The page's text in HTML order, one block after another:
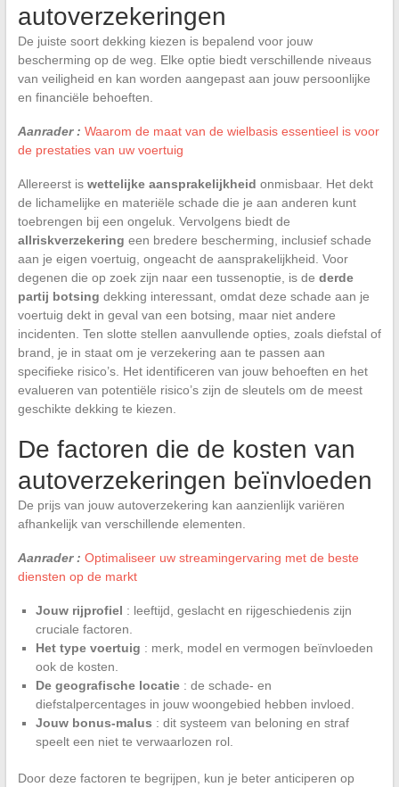
autoverzekeringen
De juiste soort dekking kiezen is bepalend voor jouw
bescherming op de weg. Elke optie biedt verschillende niveaus
van veiligheid en kan worden aangepast aan jouw persoonlijke
en financiële behoeften.
Aanrader : Waarom de maat van de wielbasis essentieel is voor
de prestaties van uw voertuig
Allereerst is wettelijke aansprakelijkheid onmisbaar. Het dekt
de lichamelijke en materiële schade die je aan anderen kunt
toebrengen bij een ongeluk. Vervolgens biedt de
allriskverzekering een bredere bescherming, inclusief schade
aan je eigen voertuig, ongeacht de aansprakelijkheid. Voor
degenen die op zoek zijn naar een tussenoptie, is de derde
partij botsing dekking interessant, omdat deze schade aan je
voertuig dekt in geval van een botsing, maar niet andere
incidenten. Ten slotte stellen aanvullende opties, zoals diefstal of
brand, je in staat om je verzekering aan te passen aan
specifieke risico’s. Het identificeren van jouw behoeften en het
evalueren van potentiële risico’s zijn de sleutels om de meest
geschikte dekking te kiezen.
De factoren die de kosten van
autoverzekeringen beïnvloeden
De prijs van jouw autoverzekering kan aanzienlijk variëren
afhankelijk van verschillende elementen.
Aanrader : Optimaliseer uw streamingervaring met de beste
diensten op de markt
Jouw rijprofiel : leeftijd, geslacht en rijgeschiedenis zijn
cruciale factoren.
Het type voertuig : merk, model en vermogen beïnvloeden
ook de kosten.
De geografische locatie : de schade- en
diefstalpercentages in jouw woongebied hebben invloed.
Jouw bonus-malus : dit systeem van beloning en straf
speelt een niet te verwaarlozen rol.
Door deze factoren te begrijpen, kun je beter anticiperen op